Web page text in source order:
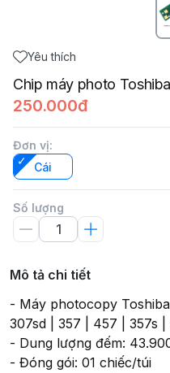
Yêu thích
Chip máy photo
250.000đ
Đơn vị:
Cái
Số lượng
Mô tả chi tiết
- Máy photocopy
307sd | 357 | 457 | 357s
- Dung lượng đếm:
- Đóng gói: 01 chiếc/túi